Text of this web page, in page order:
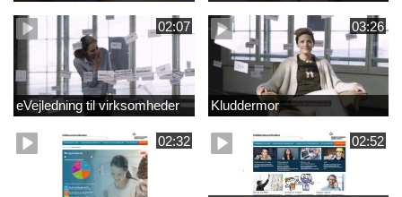
02:07
eVejledning til virksomheder
03:26
Kluddermor
02:32 02:52